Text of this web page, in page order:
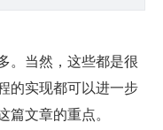
。当然，这些都是很
的实现都可以进一步
文章的重点。